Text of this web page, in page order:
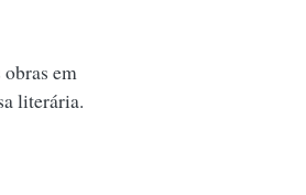
em
literária.